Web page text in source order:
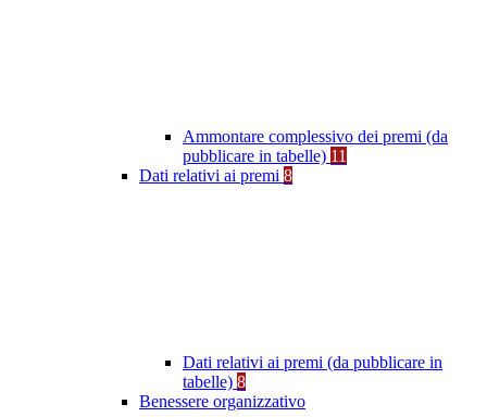
Ammontare complessivo dei premi (da
pubblicare in tabelle) 11
Dati relativi ai premi 8
Dati relativi ai premi (da pubblicare in
tabelle) 8
Benessere organizzativo